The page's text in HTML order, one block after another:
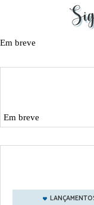
Em breve
Em breve